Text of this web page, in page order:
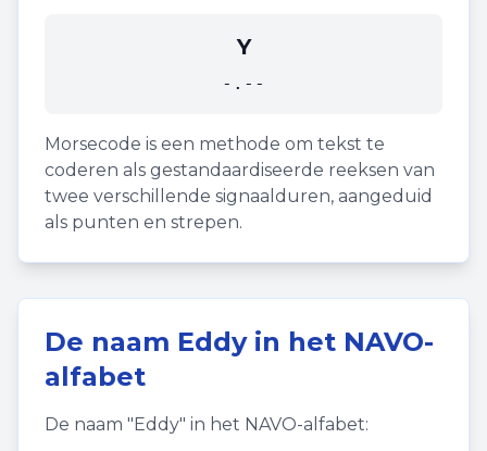
Y
-.--
Morsecode is een methode om tekst te
coderen als gestandaardiseerde reeksen van
twee verschillende signaalduren, aangeduid
als punten en strepen.
De naam Eddyin het NAVO-
alfabet
De naam "Eddy" in het NAVO-alfabet: